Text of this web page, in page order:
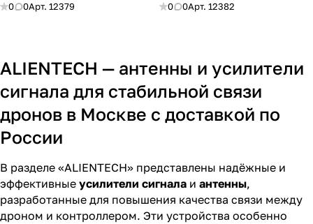
0 0Арт. 12379 0 0Арт. 12382
ALIENTECH — антенны и усилители
сигнала для стабильной связи
дронов в Москве с доставкой по
России
В разделе «ALIENTECH» представлены надёжные и
эффективные усилители сигнала и антенны,
разработанные для повышения качества связи между
дроном и контроллером. Эти устройства особенно